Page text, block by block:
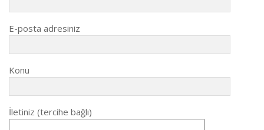
E-posta adresiniz
Konu
İletiniz (tercihe bağlı)